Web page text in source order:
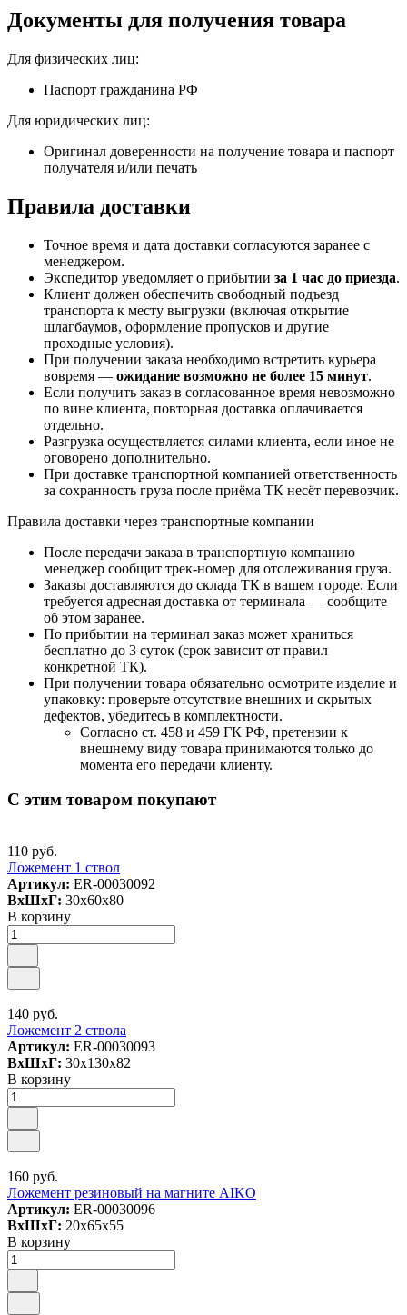
Документы для получения товара
Для физических лиц:
Паспорт гражданина РФ
Для юридических лиц:
Оригинал доверенности на получение товара и паспорт
получателя и/или печать
Правила доставки
Точное время и дата доставки согласуются заранее с
менеджером.
Экспедитор уведомляет о прибытии за 1 час до приезда.
Клиент должен обеспечить свободный подъезд
транспорта к месту выгрузки (включая открытие
шлагбаумов, оформление пропусков и другие
проходные условия).
При получении заказа необходимо встретить курьера
вовремя — ожидание возможно не более 15 минут.
Если получить заказ в согласованное время невозможно
по вине клиента, повторная доставка оплачивается
отдельно.
Разгрузка осуществляется силами клиента, если иное не
оговорено дополнительно.
При доставке транспортной компанией ответственность
за сохранность груза после приёма ТК несёт перевозчик.
Правила доставки через транспортные компании
После передачи заказа в транспортную компанию
менеджер сообщит трек-номер для отслеживания груза.
Заказы доставляются до склада ТК в вашем городе. Если
требуется адресная доставка от терминала — сообщите
об этом заранее.
По прибытии на терминал заказ может храниться
бесплатно до 3 суток (срок зависит от правил
конкретной ТК).
При получении товара обязательно осмотрите изделие и
упаковку: проверьте отсутствие внешних и скрытых
дефектов, убедитесь в комплектности.
Согласно ст. 458 и 459 ГК РФ, претензии к
внешнему виду товара принимаются только до
момента его передачи клиенту.
С этим товаром покупают
110 руб.
Ложемент 1 ствол
Артикул: ER-00030092
ВxШxГ: 30x60x80
В корзину
140 руб.
Ложемент 2 ствола
Артикул: ER-00030093
ВxШxГ: 30x130x82
В корзину
160 руб.
Ложемент резиновый на магните AIKO
Артикул: ER-00030096
ВxШxГ: 20x65x55
В корзину